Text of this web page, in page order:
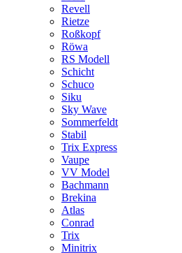
Revell
Rietze
Roßkopf
Röwa
RS Modell
Schicht
Schuco
Siku
Sky Wave
Sommerfeldt
Stabil
Trix Express
Vaupe
VV Model
Bachmann
Brekina
Atlas
Conrad
Trix
Minitrix